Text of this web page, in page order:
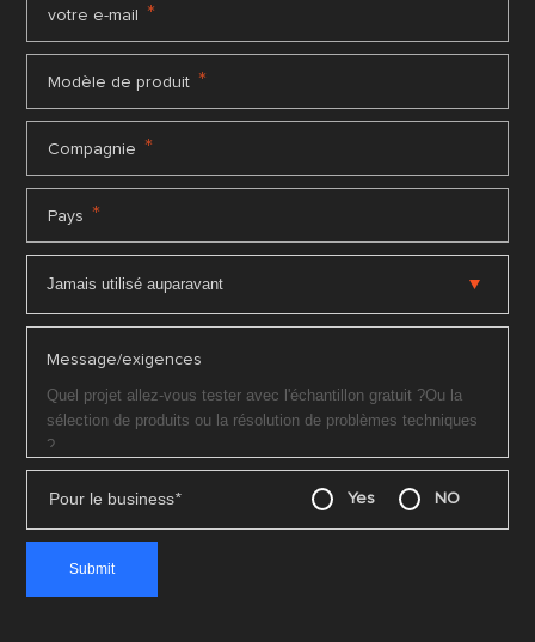
votre e-mail *
Modèle de produit *
Compagnie *
Pays *
Message/exigences
Pour le business* Yes NO